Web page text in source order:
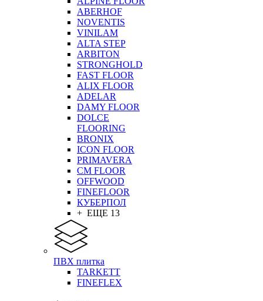
ABERHOF
NOVENTIS
VINILAM
ALTA STEP
ARBITON
STRONGHOLD
FAST FLOOR
ALIX FLOOR
ADELAR
DAMY FLOOR
DOLCE
FLOORING
BRONIX
ICON FLOOR
PRIMAVERA
CM FLOOR
OFFWOOD
FINEFLOOR
КУБЕРПОЛ
+ ЕЩЕ 13
ПВХ плитка
TARKETT
FINEFLEX